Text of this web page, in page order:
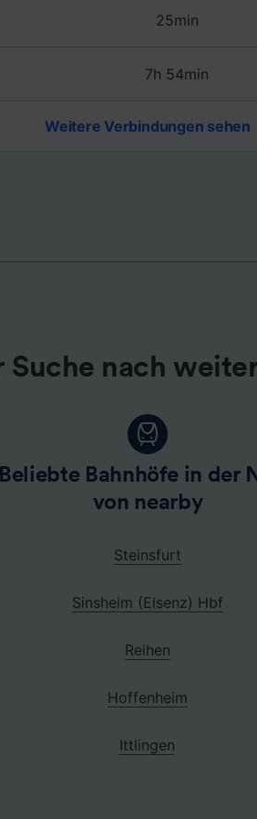
25min
7h 54min
Weitere Verbindungen sehen
Suche nach
Beliebte Bahnhöfe in der
von nearby
Steinsfurt
Sinsheim (Elsenz) Hbf
Reihen
Hoffenheim
Ittlingen